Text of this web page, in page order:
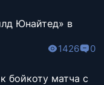
Юнайтед» в
1426 0
бойкоту матча с